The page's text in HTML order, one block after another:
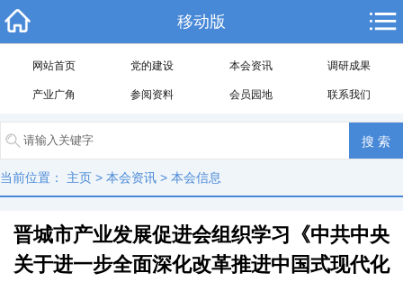
移动版
网站首页 党的建设 本会资讯 调研成果
产业广角 参阅资料 会员园地 联系我们
当前位置： 主页 > 本会资讯 > 本会信息
晋城市产业发展促进会组织学习《中共中央
关于进一步全面深化改革推进中国式现代化